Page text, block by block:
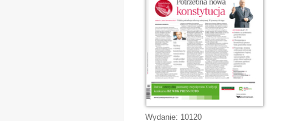
Wydanie: 10120